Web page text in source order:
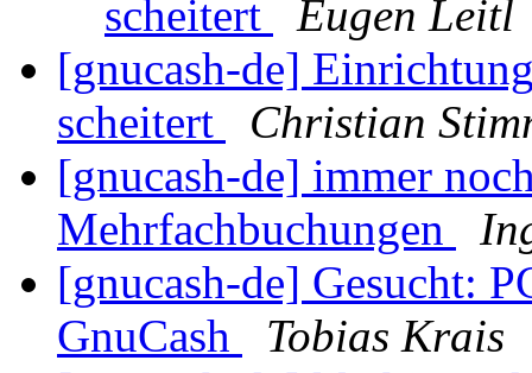
scheitert
Eugen Leitl
[gnucash-de]
scheitert
Christian
[gnucash-de] immer
Mehrfachbuchungen
[gnucash-de] Gesucht:
GnuCash
Tobias Krais